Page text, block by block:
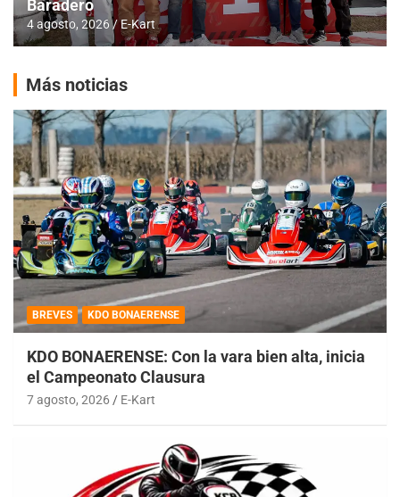
Baradero
4 agosto, 2026 E-Kart
Más noticias
BREVES KDO BONAERENSE
KDO BONAERENSE: Con la vara bien alta, inicia
el Campeonato Clausura
7 agosto, 2026 E-Kart